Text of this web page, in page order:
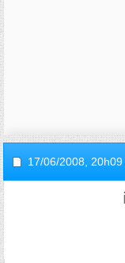
17/06/2008, 20h09